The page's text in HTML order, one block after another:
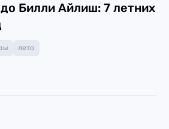
Билли Айлиш: 7 летних
лето